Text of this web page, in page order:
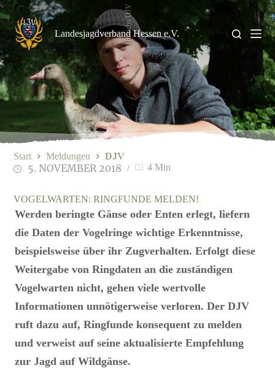
Zum
Inhalt
springen
Landesjagdverband Hessen e.V.
Hinrichs/DJV
VOGELWARTEN: RINGFUNDE MELDEN!
Werden beringte Gänse oder Enten erlegt, liefern
die Daten der Vogelringe wichtige Erkenntnisse,
beispielsweise über ihr Zugverhalten. Erfolgt diese
Weitergabe von Ringdaten an die zuständigen
Vogelwarten nicht, gehen viele wertvolle
Informationen unnötigerweise verloren. Der DJV
ruft dazu auf, Ringfunde konsequent zu melden
und verweist auf seine aktualisierte Empfehlung
zur Jagd auf Wildgänse.
5. NOVEMBER 2018 4 Min
Start Meldungen DJV